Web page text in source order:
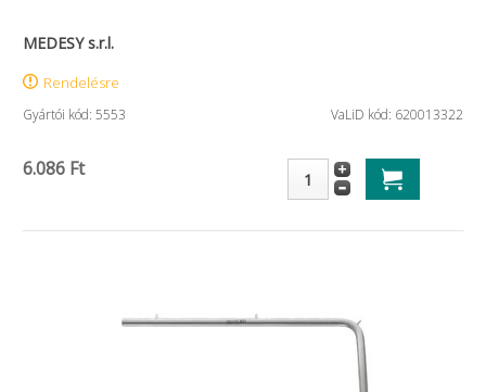
MEDESY s.r.l.
Rendelésre
Gyártói kód: 5553 VaLiD kód: 620013322
6.086 Ft